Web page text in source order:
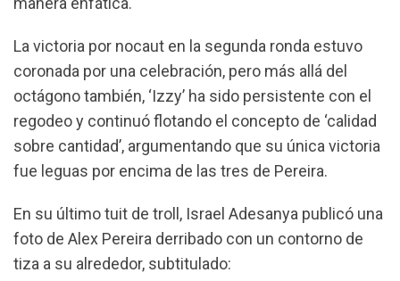
o
p
La victoria por nocaut en la segunda ronda estuvo
coronada por una celebración, pero más allá del
octágono también, ‘Izzy’ ha sido persistente con el
regodeo y continuó flotando el concepto de ‘calidad
sobre cantidad’, argumentando que su única victoria
fue leguas por encima de las tres de Pereira.
En su último tuit de troll, Israel Adesanya publicó una
foto de Alex Pereira derribado con un contorno de
tiza a su alrededor, subtitulado: